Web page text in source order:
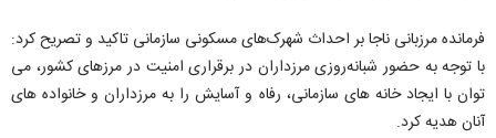
فرمانده مرزبانی ناجا بر احداث شهرک‌های مسکونی سازمانی تاکید و تصریح کرد:
با توجه به حضور شبانه‌روزی مرزداران در برقراری امنیت در مرزهای کشور، می
توان با ایجاد خانه های سازمانی، رفاه و آسایش را به مرزداران و خانواده های
آنان هدیه کرد.